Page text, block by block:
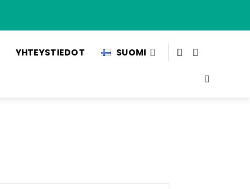
YHTEYSTIEDOT SUOMI